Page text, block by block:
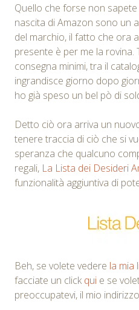
Quello che forse non
nascita di Amazon sono un
del marchio, il fatto che ora
presente è per me la rovina.
consegna minimi, tra il
ingrandisce giorno dopo
ho già speso un bel pò di
Detto ciò ora arriva un
tenere traccia di ciò che si
speranza che qualcuno
regali, La Lista dei Desideri
funzionalità aggiuntiva di
Beh, se volete vedere la mia
facciate un clickqui e se
preoccupatevi, il mio